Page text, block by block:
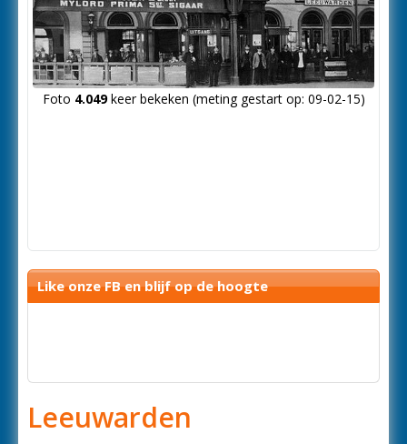
Foto 4.049keer bekeken (meting gestart op: 09-02-15)
Like onze FB en blijf op de hoogte
Leeuwarden